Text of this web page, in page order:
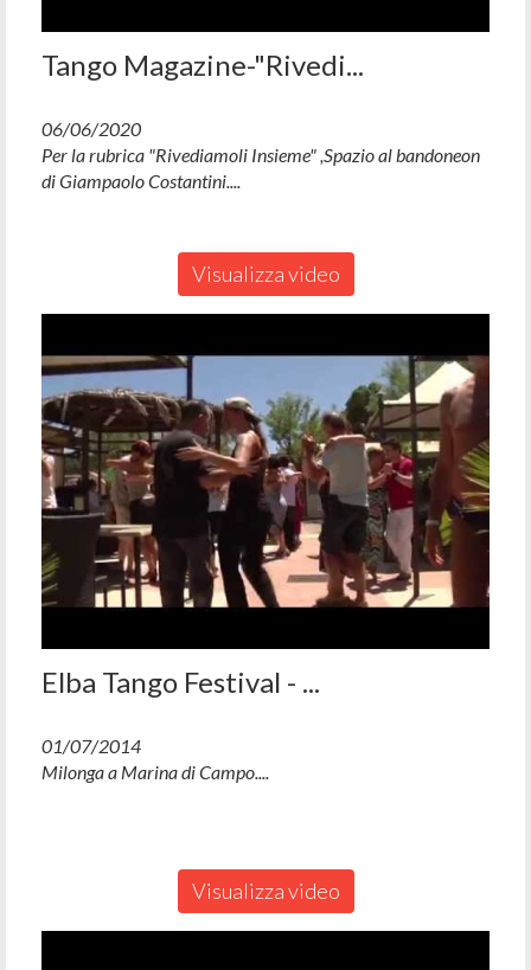
Tango Magazine-"Rivedi...
06/06/2020
Per la rubrica "Rivediamoli Insieme" ,Spazio al bandoneon
di Giampaolo Costantini....
Visualizza video
Elba Tango Festival - ...
01/07/2014
Milonga a Marina di Campo....
Visualizza video